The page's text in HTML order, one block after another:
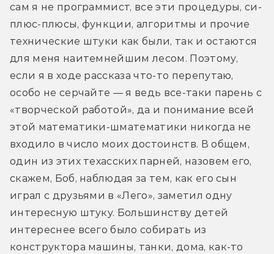
сам я не программист, все эти процедуры, си-
плюс-плюсы, функции, алгоритмы и прочие
технические штуки как были, так и остаются
для меня наитемнейшим лесом. Поэтому,
если я в ходе рассказа что-то перепутаю,
особо не серчайте — я ведь все-таки парень с
«творческой работой», да и понимание всей
этой математики-шматематики никогда не
входило в число моих достоинств. В общем,
один из этих техасских парней, назовем его,
скажем, Боб, наблюдая за тем, как его сын
играл с друзьями в «Лего», заметил одну
интересную штуку. Большинству детей
интереснее всего было собирать из
конструктора машины, танки, дома, как-то